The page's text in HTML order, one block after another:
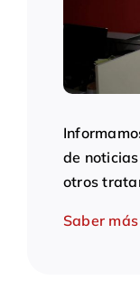
de
otros
Saber más